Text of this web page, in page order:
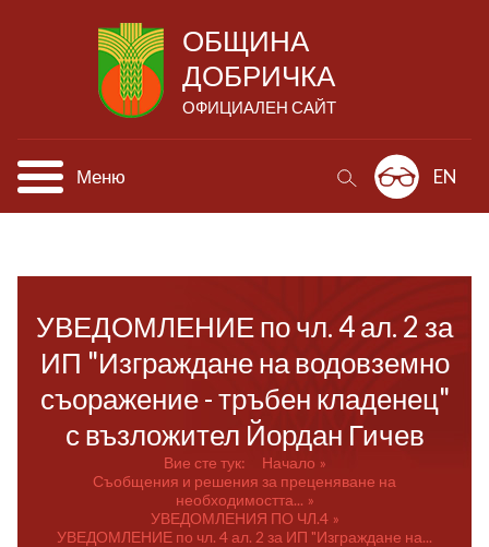
ОБЩИНА
ДОБРИЧКА
ОФИЦИАЛЕН САЙТ
Меню EN
УВЕДОМЛЕНИЕ по чл. 4 ал. 2 за
ИП "Изграждане на водовземно
съоражение - тръбен кладенец"
с възложител Йордан Гичев
Вие сте тук:
Начало
Съобщения и решения за преценяване на
необходимостта...
УВЕДОМЛЕНИЯ ПО ЧЛ.4
УВЕДОМЛЕНИЕ по чл. 4 ал. 2 за ИП "Изграждане на...